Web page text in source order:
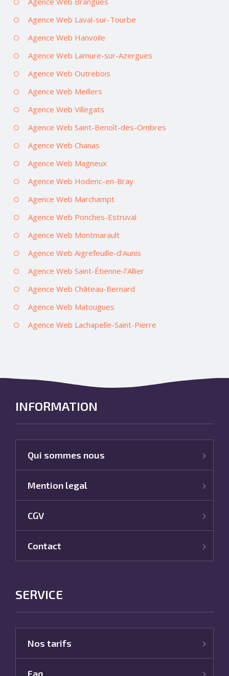
Agence Web Laval-sur-Tourbe
Agence Web Hanvoile
Agence Web Lamure-sur-Azergues
Agence Web Outrebois
Agence Web Meillers
Agence Web Villegats
Agence Web Saint-Benoît-des-Ombres
Agence Web Chanas
Agence Web Magneux
Agence Web Hodenc-en-Bray
Agence Web Marchampt
Agence Web Ponches-Estruval
Agence Web Montmarault
Agence Web Aigrefeuille-d’Aunis
Agence Web Saint-Étienne-l’Allier
Agence Web Château-Bernard
Agence Web Matougues
Agence Web Lachapelle-Saint-Pierre
INFORMATION
Qui sommes nous
Mention legal
CGV
Contact
SERVICE
Nos tarifs
Faq